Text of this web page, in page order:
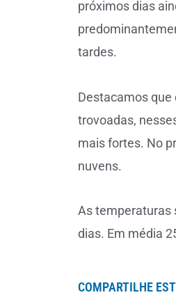
próximos dias
tardes.
Destacamos
trovoadas,
mais fortes. No
nuvens.
As temperaturas
dias. Em média
COMPARTILHE